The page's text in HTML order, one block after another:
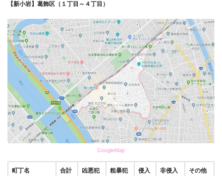
【新小岩】葛飾区（１丁目～４丁目）
GoogleMap
町丁名 合計 凶悪犯 粗暴犯 侵入 非侵入 その他